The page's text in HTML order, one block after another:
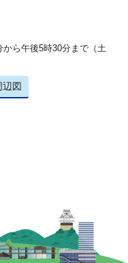
ら午後5時30分まで（土
図